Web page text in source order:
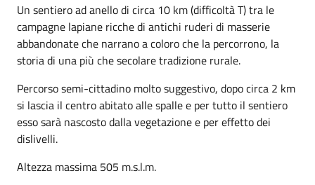
Un sentiero ad anello di circa 10 km (difficoltà T) tra le
campagne lapiane ricche di antichi ruderi di masserie
abbandonate che narrano a coloro che la percorrono, la
storia di una più che secolare tradizione rurale.
Percorso semi-cittadino molto suggestivo, dopo circa 2 km
si lascia il centro abitato alle spalle e per tutto il sentiero
esso sarà nascosto dalla vegetazione e per effetto dei
dislivelli.
Altezza massima 505 m.s.l.m.